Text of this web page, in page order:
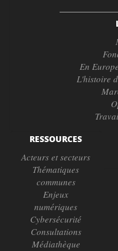
En
L'histoire
RESSOURCES
Acteurs et secteurs
Thématiques
communes
Enjeux
numériques
Cybersécurité
Consultations
Médiathèque